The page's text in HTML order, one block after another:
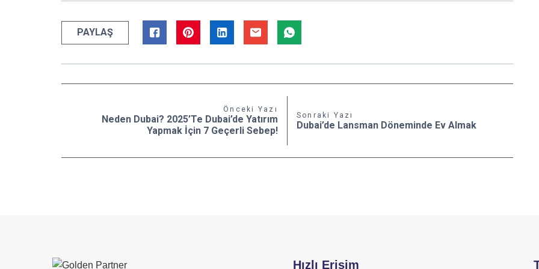
PAYLAŞ
Önceki Yazı
Neden Dubai? 2025’te Dubai’de Yatırım
Yapmak İçin 7 Geçerli Sebep!
Sonraki Yazı
Dubai’de Lansman Döneminde Ev Almak
Hızlı Erişim